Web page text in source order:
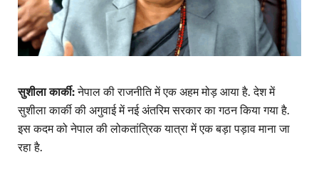
सुशीला कार्की:नेपाल की राजनीति में एक अहम मोड़ आया है. देश में
सुशीला कार्की की अगुवाई में नई अंतरिम सरकार का गठन किया गया है.
इस कदम को नेपाल की लोकतांत्रिक यात्रा में एक बड़ा पड़ाव माना जा
रहा है.